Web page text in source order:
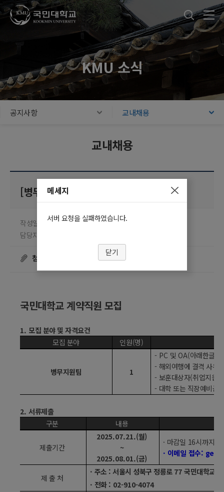
주메뉴 바로가기
본문내용 바로가기
푸터 바로가기
국민대학교
KMU 소식
공지사항 교내채용
교내채용
[병무지원팀] 계약직원 모집
작성일 2025.07.17
담당부서 총무팀
담당자 이지연
첨부파일
국민대학교 계약직원 모집
1. 모집 분야 및 자격요건
모집 분야
인원(명)
병무지원팀 1
- PC 및 OA(아래한글
- 해외여행에 결격 사유
- 보훈대상자(취업지원
- 대학 또는 직장예비군
2. 서류제출
구분
내용
제출기간
2025.07.21.(월)
~
2025.08.01.(금)
· 마감일 16시까지
· 이메일 접수:
제 출 처
· 주소 : 서울시 성북구 정릉로 77국민대학교
· 전화 : 02-910-4074
메세지
서버 요청을 실패하였습니다.
닫기